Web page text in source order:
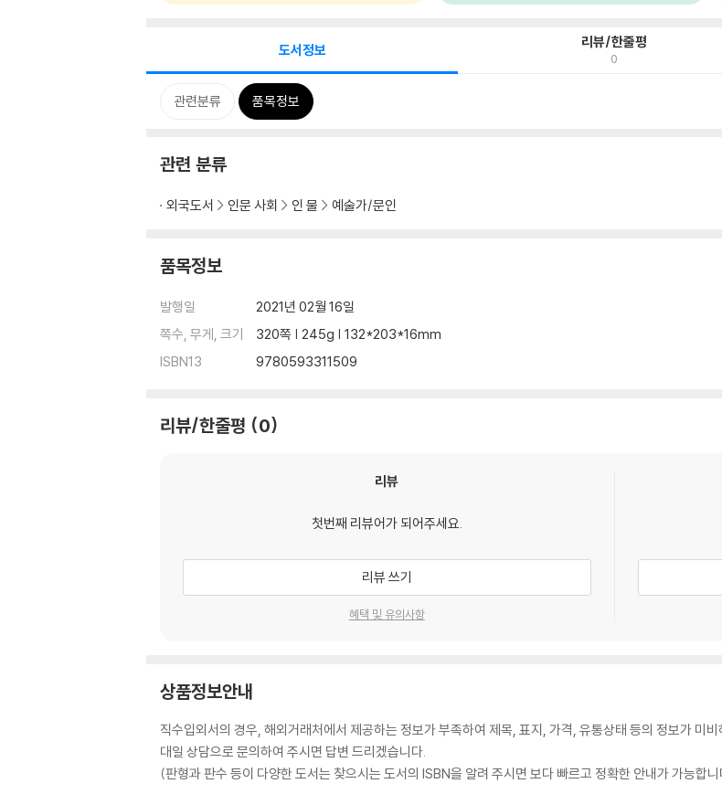
도서정보 리뷰/한줄평
0
관련분류 품목정보
관련 분류
외국도서 인문 사회 인 물 예술가/문인
품목정보
발행일
2021년 02월 16일
쪽수, 무게, 크기
320쪽 | 245g | 132*203*16mm
ISBN13
9780593311509
리뷰/한줄평 0
리뷰
첫번째 리뷰어가 되어주세요.
리뷰 쓰기
혜택 및 유의사항
상품정보안내
직수입외서의 경우, 해외거래처에서 제공하는 정보가 부족하여 제목, 표지, 가격, 유통상태 등의 정보가 미
대일 상담으로 문의하여 주시면 답변 드리겠습니다.
(판형과 판수 등이 다양한 도서는 찾으시는 도서의 ISBN을 알려 주시면 보다 빠르고 정확한 안내가 가능합니